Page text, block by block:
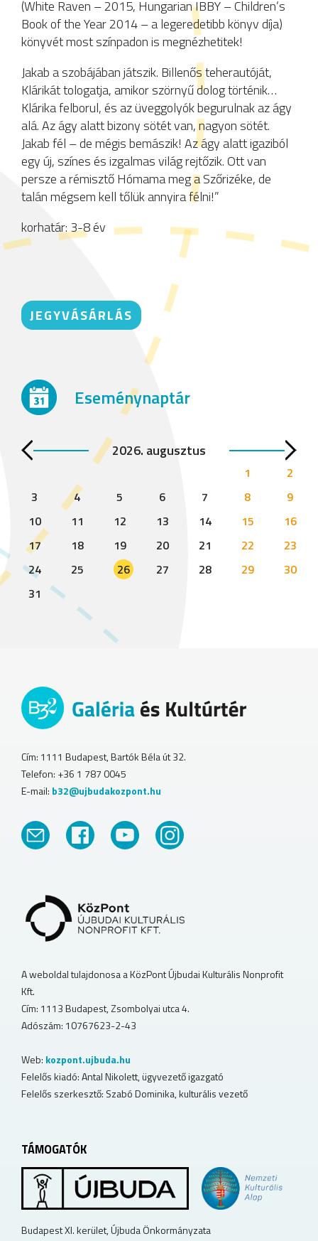
(White Raven – 2015, Hungarian IBBY – Children’s
Book of the Year 2014 – a legeredetibb könyv díja)
könyvét most színpadon is megnézhetitek!
Jakab a szobájában játszik. Billenős teherautóját,
Klárikát tologatja, amikor szörnyű dolog történik…
Klárika felborul, és az üveggolyók begurulnak az ágy
alá. Az ágy alatt bizony sötét van, nagyon sötét.
Jakab fél – de mégis bemászik! Az ágy alatt igaziból
egy új, színes és izgalmas világ rejtőzik. Ott van
persze a rémisztő Hómama meg a Szőrizéke, de
talán mégsem kell tőlük annyira félni!”
korhatár: 3-8 év
JEGYVÁSÁRLÁS
Eseménynaptár
2026. augusztus
1
2
3
4 5 6 7 8
9
10
11 12 13 14 15
16
17
18 19 20 21 22
23
24
25 26 27 28 29
30
31
Cím: 1111 Budapest, Bartók Béla út 32.
Telefon: +36 1 787 0045
E-mail: b32@ujbudakozpont.hu
A weboldal tulajdonosa a KözPont Újbudai Kulturális Nonprofit
Kft.
Cím: 1113 Budapest, Zsombolyai utca 4.
Adószám: 10767623-2-43
Web: kozpont.ujbuda.hu
Felelős kiadó: Antal Nikolett, ügyvezető igazgató
Felelős szerkesztő: Szabó Dominika, kulturális vezető
TÁMOGATÓK
Budapest XI. kerület, Újbuda Önkormányzata